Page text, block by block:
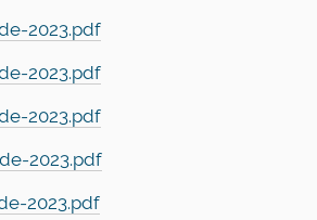
2023.pdf
2023.pdf
2023.pdf
2023.pdf
2023.pdf